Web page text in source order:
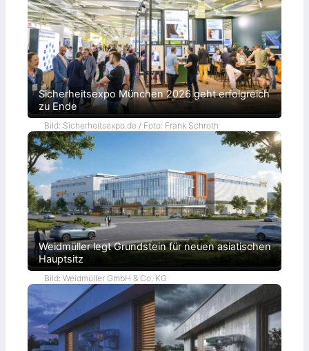
Sicherheitsexpo München 2026 geht erfolgreich
zu Ende
Bild: Sicherheitsexpo.de / Foto: Frank Schroth
Weidmüller legt Grundstein für neuen asiatischen
Hauptsitz
Bild: Weidmüller GmbH & Co. KG